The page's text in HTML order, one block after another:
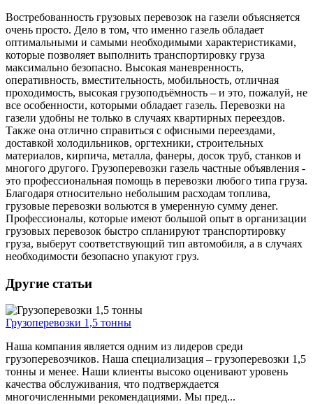
Востребованность грузовых перевозок на газели объясняется
очень просто. Дело в том, что именно газель обладает
оптимальными и самыми необходимыми характеристиками,
которые позволяет выполнить транспортировку груза
максимально безопасно. Высокая маневренность,
оперативность, вместительность, мобильность, отличная
проходимость, высокая грузоподъёмность – и это, пожалуй, не
все особенности, которыми обладает газель. Перевозки на
газели удобны не только в случаях квартирных переездов.
Также она отлично справиться с офисными переездами,
доставкой холодильников, оргтехники, строительных
материалов, кирпича, металла, фанеры, досок труб, станков и
многого другого. Грузоперевозки газель частные объявления -
это профессиональная помощь в перевозки любого типа груза.
Благодаря относительно небольшим расходам топлива,
грузовые перевозки вольются в умеренную сумму денег.
Профессионалы, которые имеют большой опыт в организации
грузовых перевозок быстро спланируют транспортировку
груза, выберут соответствующий тип автомобиля, а в случаях
необходимости безопасно упакуют груз.
Другие статьи
Грузоперевозки 1,5 тонны
Наша компания является одним из лидеров среди
грузоперевозчиков. Наша специализация – грузоперевозки 1,5
тонны и менее. Наши клиенты высоко оценивают уровень
качества обслуживания, что подтверждается
многочисленными рекомендациями. Мы пред...